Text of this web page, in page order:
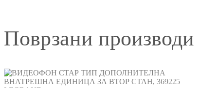
Поврзани производи